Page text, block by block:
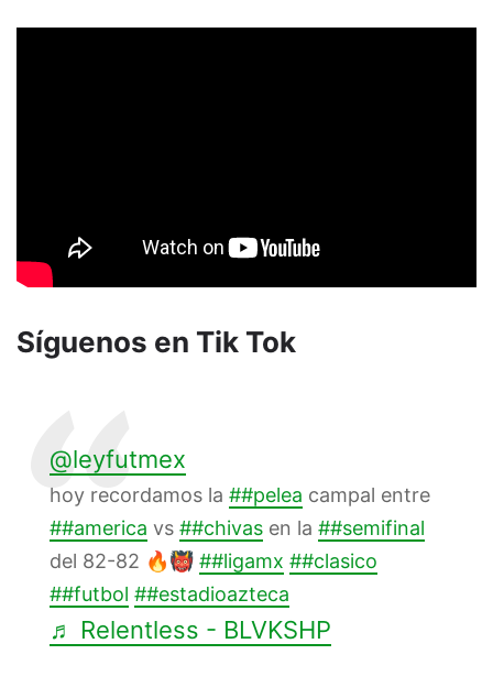
Síguenos en Tik Tok
@leyfutmex
hoy recordamos la ##pelea campal entre
##america vs ##chivas en la ##semifinal
del 82-82 🔥👹 ##ligamx ##clasico
##futbol ##estadioazteca
♬ Relentless - BLVKSHP